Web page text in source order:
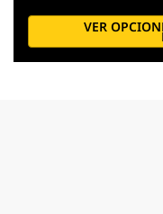
VER